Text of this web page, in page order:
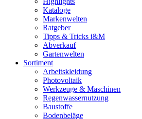
Kataloge
Markenwelten
Ratgeber
Tipps & Tricks i&M
Abverkauf
Gartenwelten
Sortiment
Arbeitskleidung
Photovoltaik
Werkzeuge & Maschinen
Regenwassernutzung
Baustoffe
Bodenbeläge